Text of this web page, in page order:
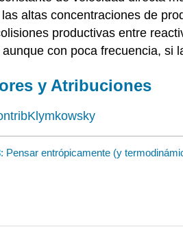
altas concentraciones de
productivas entre
con poca frecuencia, si
y Atribuciones
Pensar entrópicamente (y